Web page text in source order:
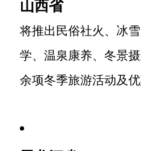
山西省
将推出民俗社火、冰
学、温泉康养、冬景
余项冬季旅游活动及优